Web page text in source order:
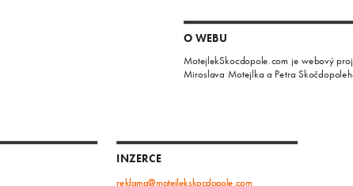
O WEBU
MotejlekSkocdopole.com je webový
Miroslava Motejlka a Petra
INZERCE
reklama@motejlekskocdopole.com